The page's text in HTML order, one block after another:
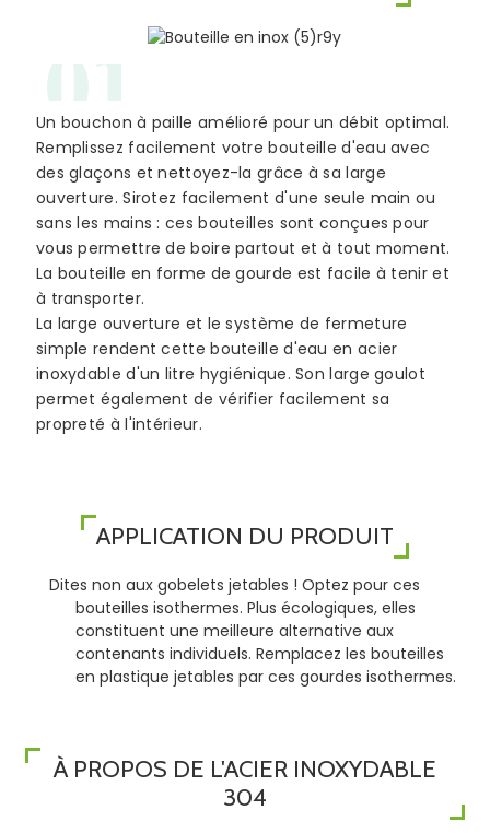
01
Un bouchon à paille amélioré pour un débit optimal.
Remplissez facilement votre bouteille d'eau avec
des glaçons et nettoyez-la grâce à sa large
ouverture. Sirotez facilement d'une seule main ou
sans les mains : ces bouteilles sont conçues pour
vous permettre de boire partout et à tout moment.
La bouteille en forme de gourde est facile à tenir et
à transporter.
La large ouverture et le système de fermeture
simple rendent cette bouteille d'eau en acier
inoxydable d'un litre hygiénique. Son large goulot
permet également de vérifier facilement sa
propreté à l'intérieur.
APPLICATION DU PRODUIT
Dites non aux gobelets jetables ! Optez pour ces
bouteilles isothermes. Plus écologiques, elles
constituent une meilleure alternative aux
contenants individuels. Remplacez les bouteilles
en plastique jetables par ces gourdes isothermes.
À PROPOS DE L'ACIER INOXYDABLE
304